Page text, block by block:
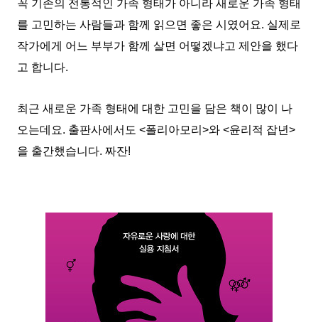
꼭 기존의 전통적인 가족 형태가 아니라 새로운 가족 형태
를 고민하는 사람들과 함께 읽으면 좋은 시였어요. 실제로
작가에게 어느 부부가 함께 살면 어떻겠냐고 제안을 했다
고 합니다.
최근 새로운 가족 형태에 대한 고민을 담은 책이 많이 나
오는데요. 출판사에서도 <폴리아모리>와 <윤리적 잡년>
을 출간했습니다. 짜잔!